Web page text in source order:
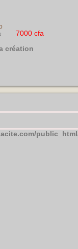
7000 cfa
création